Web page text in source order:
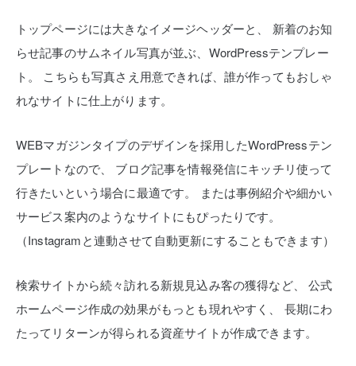
トップページには大きなイメージヘッダーと、
新着のお知
らせ記事のサムネイル写真が並ぶ、WordPressテンプレー
ト。
こちらも写真さえ用意できれば、誰が作ってもおしゃ
れなサイトに仕上がります。
WEBマガジンタイプのデザインを採用したWordPressテン
プレートなので、
ブログ記事を情報発信にキッチリ使って
行きたいという場合に最適です。
または事例紹介や細かい
サービス案内のようなサイトにもぴったりです。
（Instagramと連動させて自動更新にすることもできます）
検索サイトから続々訪れる新規見込み客の獲得など、
公式
ホームページ作成の効果がもっとも現れやすく、
長期にわ
たってリターンが得られる資産サイトが作成できます。